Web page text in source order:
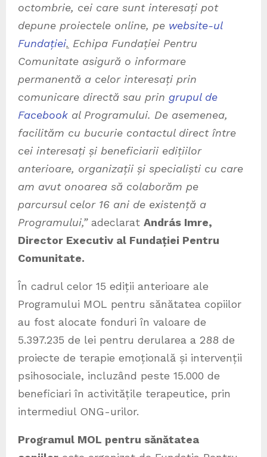
octombrie, cei care sunt interesați pot
depune proiectele online, pe website-ul
Fundației. Echipa Fundației Pentru
Comunitate asigură o informare
permanentă a celor interesați prin
comunicare directă sau prin grupul de
Facebook al Programului. De asemenea,
facilităm cu bucurie contactul direct între
cei interesați și beneficiarii edițiilor
anterioare, organizații și specialiști cu care
am avut onoarea să colaborăm pe
parcursul celor 16 ani de existență a
Programului,” adeclarat András Imre,
Director Executiv al Fundației Pentru
Comunitate.
În cadrul celor 15 ediții anterioare ale
Programului MOL pentru sănătatea copiilor
au fost alocate fonduri în valoare de
5.397.235 de lei pentru derularea a 288 de
proiecte de terapie emoțională și intervenții
psihosociale, incluzând peste 15.000 de
beneficiari în activitățile terapeutice, prin
intermediul ONG-urilor.
Programul MOL pentru sănătatea